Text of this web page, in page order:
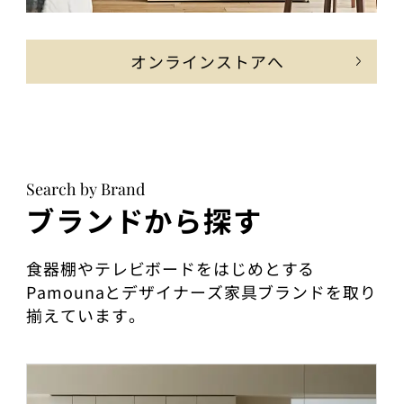
オンラインストアへ
Search by Brand
ブランドから探す
食器棚やテレビボードをはじめとする
Pamounaとデザイナーズ家具ブランドを取り
揃えています。